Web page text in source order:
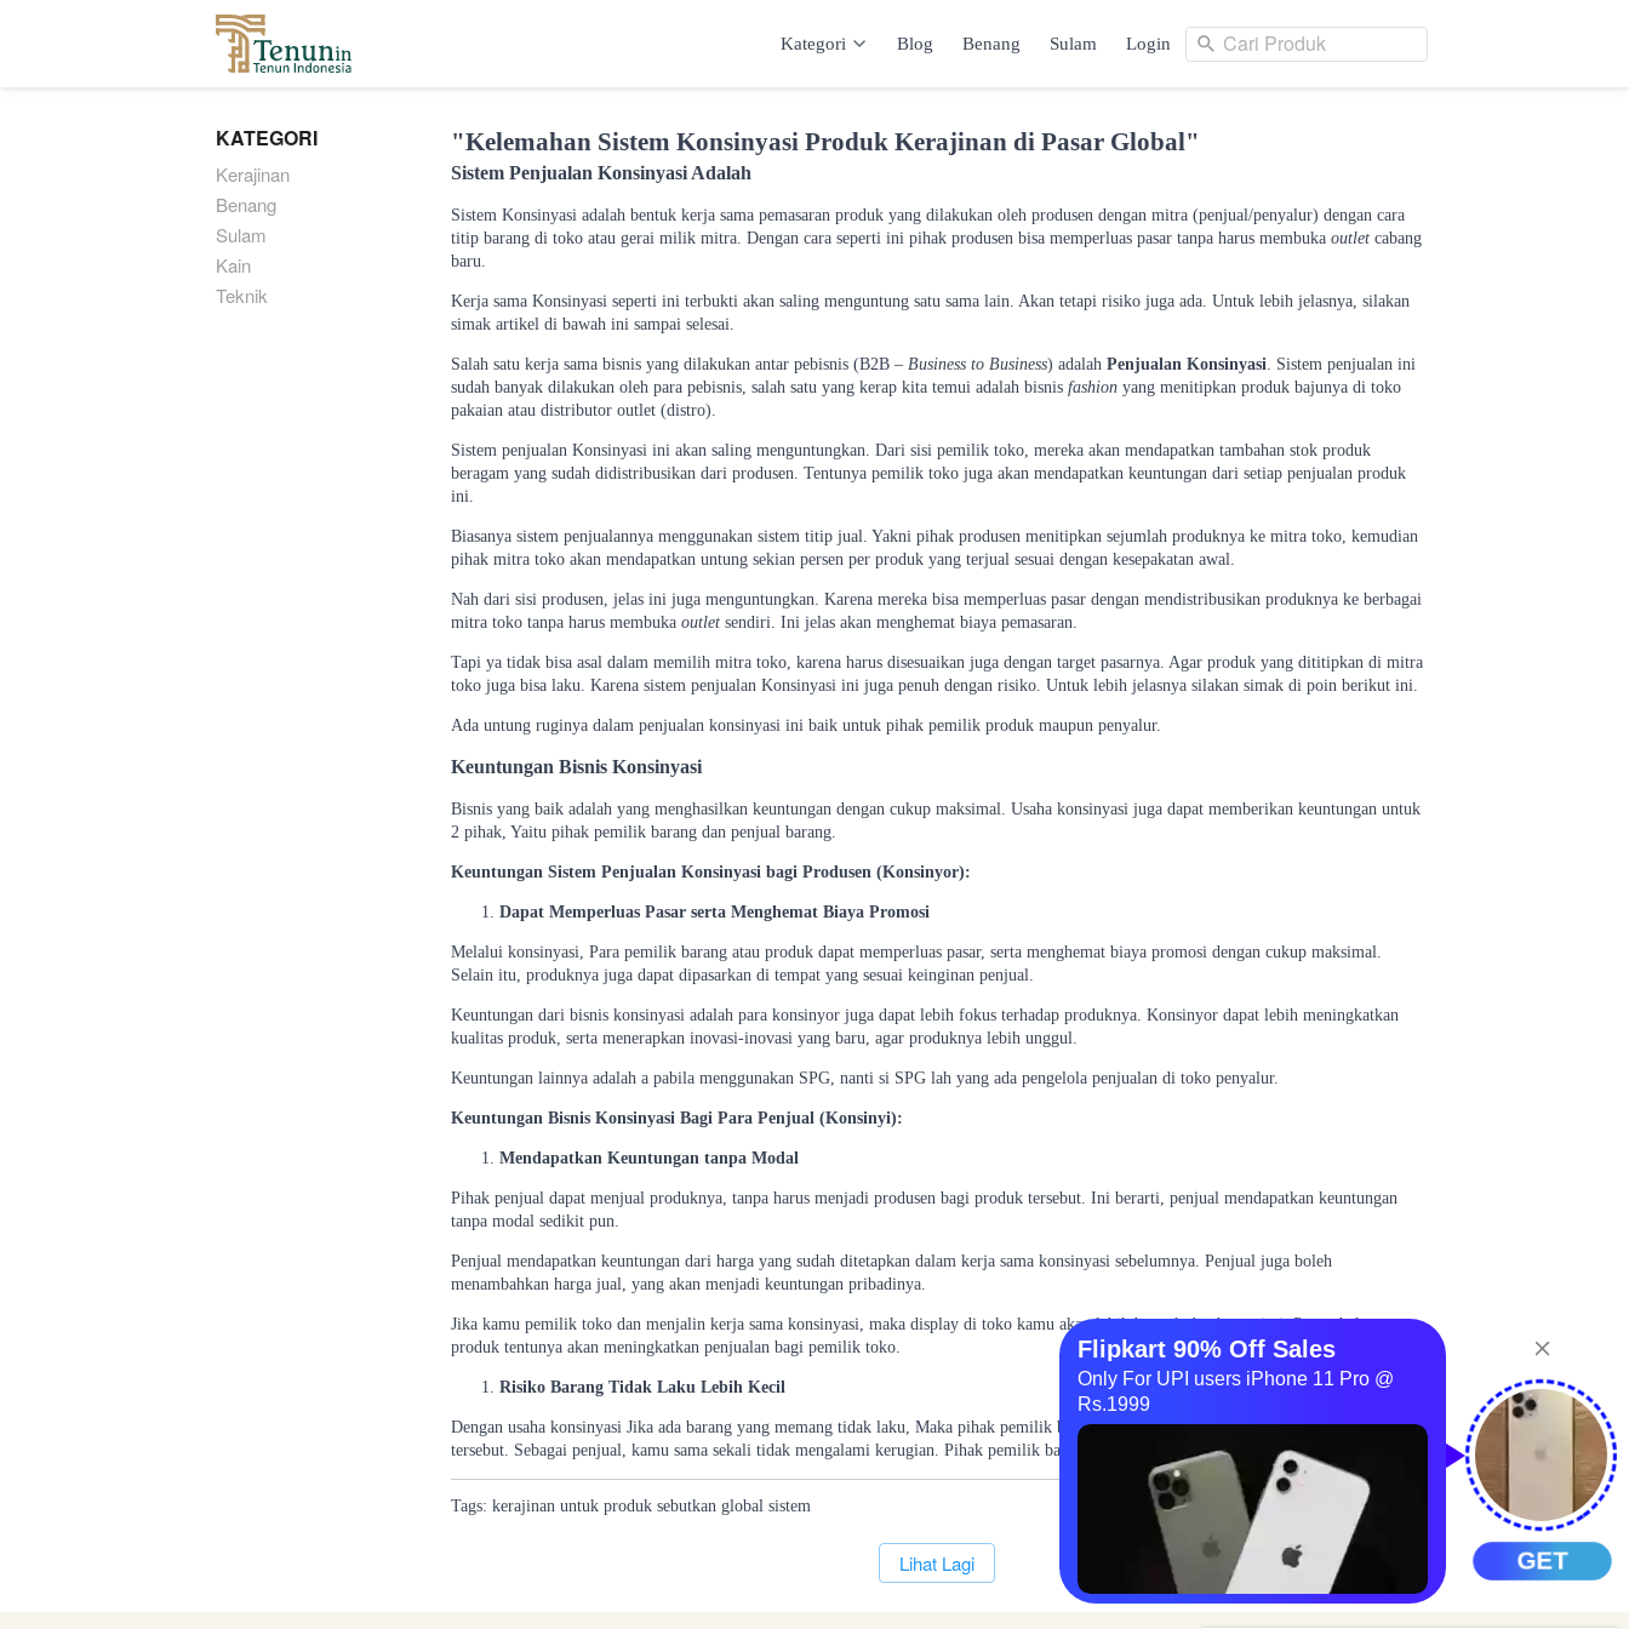
Cari Produk
Kategori Blog Benang Sulam Login Cari Produk
KATEGORI
Kerajinan
Benang
Sulam
Kain
Teknik
"Kelemahan Sistem Konsinyasi Produk Kerajinan di Pasar Global"
Sistem Penjualan Konsinyasi Adalah
Sistem Konsinyasi adalah bentuk kerja sama pemasaran produk yang dilakukan oleh produsen dengan mitra (penjual/penyalur) dengan cara
titip barang di toko atau gerai milik mitra. Dengan cara seperti ini pihak produsen bisa memperluas pasar tanpa harus membukaoutlet cabang
baru.
Kerja sama Konsinyasi seperti ini terbukti akan saling menguntung satu sama lain. Akan tetapi risiko juga ada. Untuk lebih jelasnya, silakan
simak artikel di bawah ini sampai selesai.
Salah satu kerja sama bisnis yang dilakukan antar pebisnis (B2B –Business to Business) adalahPenjualan Konsinyasi. Sistem penjualan ini
sudah banyak dilakukan oleh para pebisnis, salah satu yang kerap kita temui adalah bisnisfashion yang menitipkan produk bajunya di toko
pakaian atau distributor outlet (distro).
Sistem penjualan Konsinyasi ini akan saling menguntungkan. Dari sisi pemilik toko, mereka akan mendapatkan tambahan stok produk
beragam yang sudah didistribusikan dari produsen. Tentunya pemilik toko juga akan mendapatkan keuntungan dari setiap penjualan produk
ini.
Biasanya sistem penjualannya menggunakan sistem titip jual. Yakni pihak produsen menitipkan sejumlah produknya ke mitra toko, kemudian
pihak mitra toko akan mendapatkan untung sekian persen per produk yang terjual sesuai dengan kesepakatan awal.
Nah dari sisi produsen, jelas ini juga menguntungkan. Karena mereka bisa memperluas pasar dengan mendistribusikan produknya ke berbagai
mitra toko tanpa harus membukaoutlet sendiri. Ini jelas akan menghemat biaya pemasaran.
Tapi ya tidak bisa asal dalam memilih mitra toko, karena harus disesuaikan juga dengan target pasarnya. Agar produk yang dititipkan di mitra
toko juga bisa laku. Karena sistem penjualan Konsinyasi ini juga penuh dengan risiko. Untuk lebih jelasnya silakan simak di poin berikut ini.
Ada untung ruginya dalam penjualan konsinyasi ini baik untuk pihak pemilik produk maupun penyalur.
Keuntungan Bisnis Konsinyasi
Bisnis yang baik adalah yang menghasilkan keuntungan dengan cukup maksimal. Usaha konsinyasi juga dapat memberikan keuntungan untuk
2 pihak, Yaitu pihak pemilik barang dan penjual barang.
Keuntungan Sistem Penjualan Konsinyasi bagi Produsen (Konsinyor):
Dapat Memperluas Pasar serta Menghemat Biaya Promosi
Melalui konsinyasi, Para pemilik barang atau produk dapat memperluas pasar, serta menghemat biaya promosi dengan cukup maksimal.
Selain itu, produknya juga dapat dipasarkan di tempat yang sesuai keinginan penjual.
Keuntungan dari bisnis konsinyasi adalah para konsinyor juga dapat lebih fokus terhadap produknya. Konsinyor dapat lebih meningkatkan
kualitas produk, serta menerapkan inovasi-inovasi yang baru, agar produknya lebih unggul.
Keuntungan lainnya adalah a pabila menggunakan SPG, nanti si SPG lah yang ada pengelola penjualan di toko penyalur.
Keuntungan Bisnis Konsinyasi Bagi Para Penjual (Konsinyi):
Mendapatkan Keuntungan tanpa Modal
Pihak penjual dapat menjual produknya, tanpa harus menjadi produsen bagi produk tersebut. Ini berarti, penjual mendapatkan keuntungan
tanpa modal sedikit pun.
Penjual mendapatkan keuntungan dari harga yang sudah ditetapkan dalam kerja sama konsinyasi sebelumnya. Penjual juga boleh
menambahkan harga jual, yang akan menjadi keuntungan pribadinya.
Jika kamu pemilik toko dan menjalin kerja sama konsinyasi, maka display di toko kamu akan lebih banyak dan bervariasi. Penambahan
produk tentunya akan meningkatkan penjualan bagi pemilik toko.
Risiko Barang Tidak Laku Lebih Kecil
Dengan usaha konsinyasi Jika ada barang yang memang tidak laku, Maka pihak pemilik barang nantinya akan mengambil kembali produk
tersebut. Sebagai penjual, kamu sama sekali tidak mengalami kerugian. Pihak pemilik barang yang mengalami kerugian.
Tags:kerajinan untuk produk sebutkan global sistem
`Lihat Lagi